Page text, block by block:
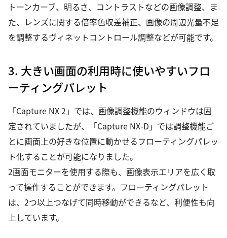
トーンカーブ、明るさ、コントラストなどの画像調整、ま
た、レンズに関する倍率色収差補正、画像の周辺光量不足
を調整するヴィネットコントロール調整などが可能です。
3. 大きい画面の利用時に使いやすいフロ
ーティングパレット
「Capture NX 2」では、画像調整機能のウィンドウは固
定されていましたが、「Capture NX-D」では調整機能ご
とに画面上の好きな位置に動かせるフローティングパレッ
ト化することが可能になりました。
2画面モニターを使用する際も、画像表示エリアを広く取
って操作することができます。フローティングパレット
は、2つ以上つなげて同時移動ができるなど、利便性も向
上しています。